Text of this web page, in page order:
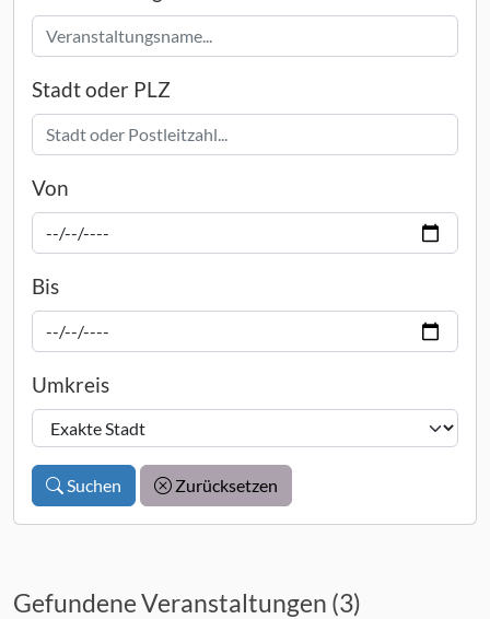
Stadt oder PLZ
Von
Bis
Umkreis
Suchen Zurücksetzen
Gefundene Veranstaltungen (3)